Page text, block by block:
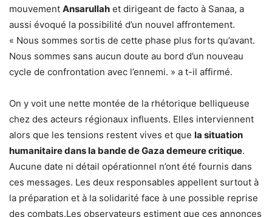
mouvement Ansarullah et dirigeant de facto à Sanaa, a
aussi évoqué la possibilité d’un nouvel affrontement.
« Nous sommes sortis de cette phase plus forts qu’avant.
Nous sommes sans aucun doute au bord d’un nouveau
cycle de confrontation avec l’ennemi. » a t-il affirmé.
On y voit une nette montée de la rhétorique belliqueuse
chez des acteurs régionaux influents. Elles interviennent
alors que les tensions restent vives et que la situation
humanitaire dans la bande de Gaza demeure critique.
Aucune date ni détail opérationnel n’ont été fournis dans
ces messages. Les deux responsables appellent surtout à
la préparation et à la solidarité face à une possible reprise
des combats.Les observateurs estiment que ces annonces